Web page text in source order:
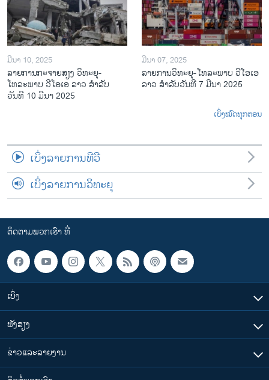
ມີນາ 10, 2025
ລາຍການກະຈາຍສຽງ ວິທະຍຸ-
ໂທລະພາບ ວີໂອເອ ລາວ ສຳລັບ
ວັນທີ 10 ມີນາ 2025
ມີນາ 07, 2025
ລາຍການ​ວິ​ທະ​ຍ​ຸ-ໂທ​ລະ​ພາບ ວີໂອເອ
ລາວ ສຳ​ລັບ​ວັນ​ທີ 7 ມີ​ນາ 2025
ເບິ່ງໝົດທຸກຕອນ
ເບິ່ງລາຍການທີວີ
ເບິ່ງລາຍການວິທະຍຸ
ຕິດຕາມພວກເຮົາ ທີ່
ເບິ່ງ
ຟັງສຽງ
ຂ່າວແລະລາຍງານ